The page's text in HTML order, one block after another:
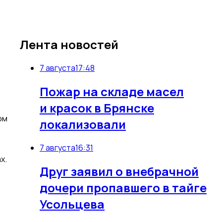
Лента новостей
7 августа17:48
Пожар на складе масел
и красок в Брянске
локализовали
7 августа16:31
Друг заявил о внебрачной
дочери пропавшего в тайге
Усольцева